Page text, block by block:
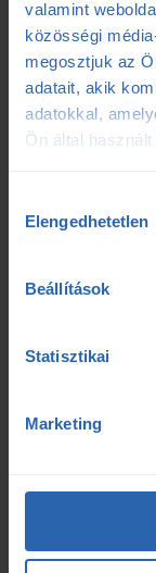
valamint
közösségi
megosztjuk az
adatait, akik
adatokkal,
Ön által
kiválasztása
Elengedhetetlen
Beállítások
Statisztikai
Marketing
2025.07.07.
Ultrabalaton 2025:
Címkék
fokozó futás
Prémium